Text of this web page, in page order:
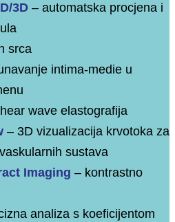
3D – automatska procjena i
srca
intima-medie u
wave elastografija
– 3D vizualizacija krvotoka za
sustava
Imaging – kontrastno
analiza s koeficijentom